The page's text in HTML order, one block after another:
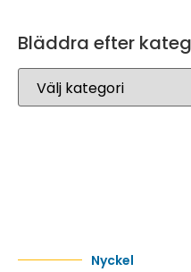
Bläddra efter
Nyckel